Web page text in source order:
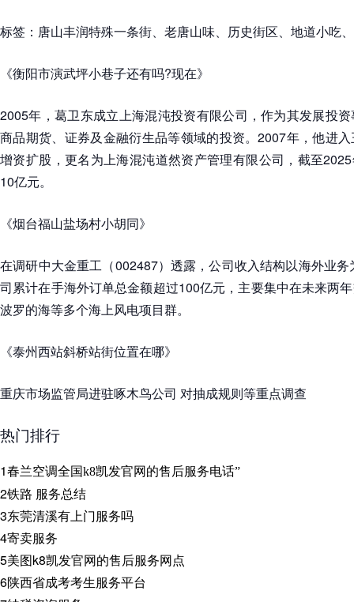
标签：唐山丰润特殊一条街、老唐山味、历史街区、地道小吃
《衡阳市演武坪小巷子还有吗?现在》
2005年，葛卫东成立上海混沌投资有限公司，作为其发展投
商品期货、证券及金融衍生品等领域的投资。2007年，他进
增资扩股，更名为上海混沌道然资产管理有限公司，截至
10亿元。
《烟台福山盐场村小胡同》
在调研中大金重工（002487）透露，公司收入结构以海外业
司累计在手海外订单总金额超过100亿元，主要集中在未来两
波罗的海等多个海上风电项目群。
《泰州西站斜桥站街位置在哪》
重庆市场监管局进驻啄木鸟公司 对抽成规则等重点调查
热门排行
1春兰空调全国k8凯发官网的售后服务电话”
2铁路 服务总结
3东莞清溪有上门服务吗
4寄卖服务
5美图k8凯发官网的售后服务网点
6陕西省成考考生服务平台